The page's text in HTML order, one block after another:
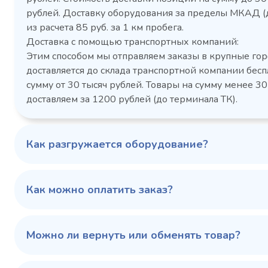
Холодильный шкаф Polair
CM105-G из нержавеющей
стали
Расход
электроэнергии за
сутки, кВт/ч, не
3,5
размеры (Д х Ш х В),
режим, °C
100 343 ₽ ✓ В наличии
TM2-G
Артикул
размеры
мм
Серия
102
рублей. Доставку оборудования за пределы МКАД
из расчета 85 руб. за 1 км пробега.
Доставка с помощью транспортных компаний:
Этим способом мы отправляем заказы в крупные
доставляется до склада транспортной компании
сумму от 30 тысяч рублей. Товары на сумму менее
доставляем за 1200 рублей (до терминала ТК).
Как разгружается оборудование?
Как можно оплатить заказ?
Можно ли вернуть или обменять товар?